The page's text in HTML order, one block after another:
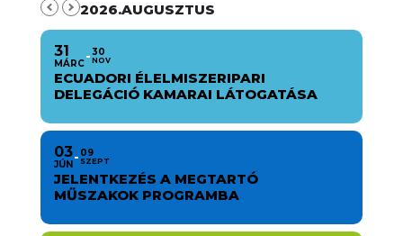
2026.AUGUSZTUS
31
MÁRC
30
NOV
ECUADORI ÉLELMISZERIPARI
DELEGÁCIÓ KAMARAI LÁTOGATÁSA
03
JÚN
09
SZEPT
JELENTKEZÉS A MEGTARTÓ
MŰSZAKOK PROGRAMBA